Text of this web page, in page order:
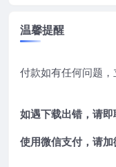
温馨提醒
付款如有任何问题
如遇下载出错，请即
使用微信支付，请